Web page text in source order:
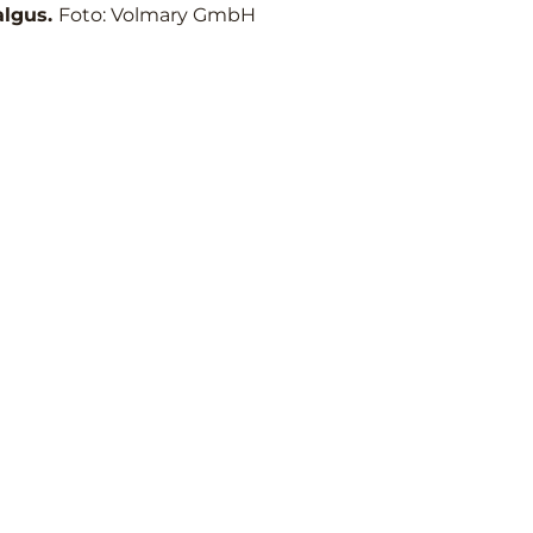
Foto: Volmary GmbH